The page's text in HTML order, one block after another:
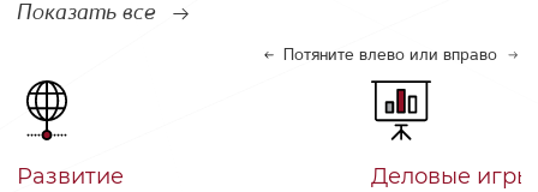
Показать все
Потяните влево или вправо
Развитие
Деловые игры